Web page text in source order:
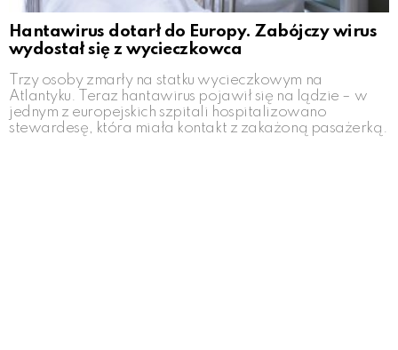
Hantawirus dotarł do Europy. Zabójczy wirus
wydostał się z wycieczkowca
Trzy osoby zmarły na statku wycieczkowym na
Atlantyku. Teraz hantawirus pojawił się na lądzie – w
jednym z europejskich szpitali hospitalizowano
stewardesę, która miała kontakt z zakażoną pasażerką.